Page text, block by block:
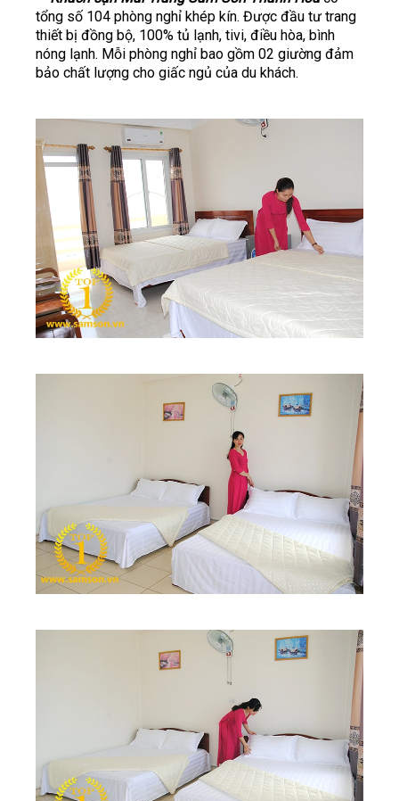
tổng số 104 phòng nghỉ khép kín. Được đầu tư trang
thiết bị đồng bộ, 100% tủ lạnh, tivi, điều hòa, bình
nóng lạnh. Mỗi phòng nghỉ bao gồm 02 giường đảm
bảo chất lượng cho giấc ngủ của du khách.